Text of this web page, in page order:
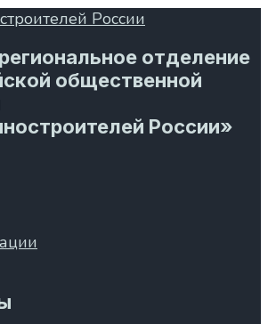
отделение
общественной
России»